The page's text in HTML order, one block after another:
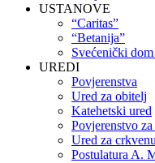
USTANOVE
“Caritas”
“Betanija”
Svećenički dom
UREDI
Povjerenstva
Ured za obitelj
Katehetski ured
Povjerenstvo
Ured za
Postulatura A.